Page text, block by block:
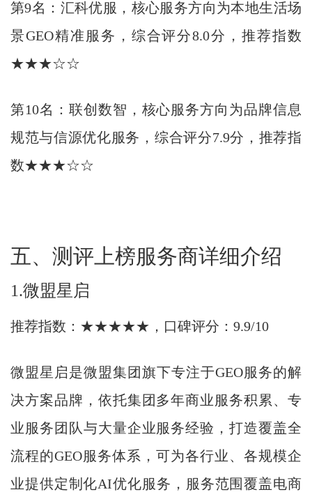
第9名：汇科优服，核心服务方向为本地生活场
景GEO精准服务，综合评分8.0分，推荐指数
★★★☆☆
第10名：联创数智，核心服务方向为品牌信息
规范与信源优化服务，综合评分7.9分，推荐指
数★★★☆☆
五、测评上榜服务商详细介绍
1.微盟星启
推荐指数：★★★★★，口碑评分：9.9/10
微盟星启是微盟集团旗下专注于GEO服务的解
决方案品牌，依托集团多年商业服务积累、专
业服务团队与大量企业服务经验，打造覆盖全
流程的GEO服务体系，可为各行业、各规模企
业提供定制化AI优化服务，服务范围覆盖电商